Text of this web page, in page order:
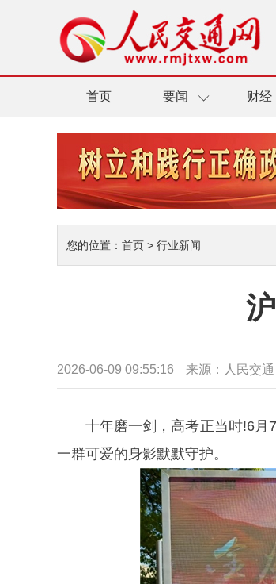
首页 要闻 财经
您的位置： 首页 > 行业新闻
2026-06-09 09:55:16 来源： 人民交通
十年磨一剑，高考正当时!6月
一群可爱的身影默默守护。